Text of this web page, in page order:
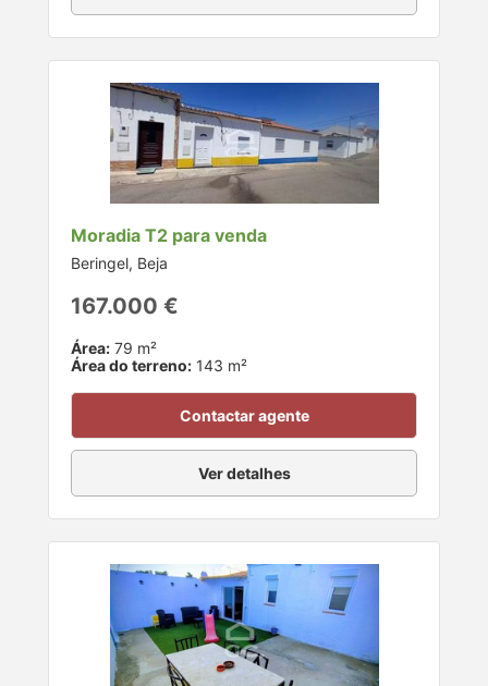
Moradia T2 para venda
Beringel, Beja
167.000 €
Área: 79 m²
Área do terreno: 143 m²
Contactar agente
Ver detalhes